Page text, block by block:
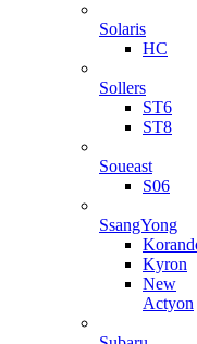
Solaris
HC
Sollers
ST6
ST8
Soueast
S06
SsangYong
Kyron
New
Actyon